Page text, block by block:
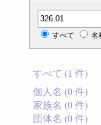
分類記号検索
すべて 名
すべて (1 件)
個人名 (0 件)
家族名 (0 件)
団体名 (0 件)